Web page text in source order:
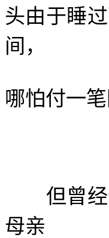
头由于睡
间，
哪怕付一
但曾经住
母亲